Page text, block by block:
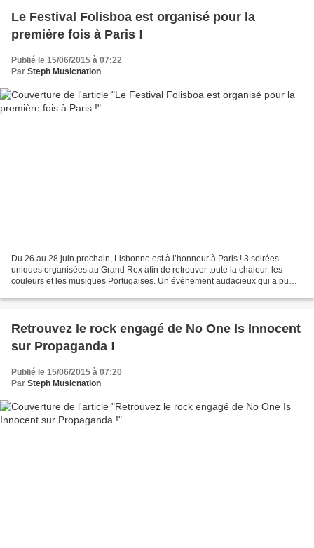
Le Festival Folisboa est organisé pour la
première fois à Paris !
Publié le 15/06/2015 à 07:22
Par Steph Musicnation
Du 26 au 28 juin prochain, Lisbonne est à l’honneur à Paris ! 3 soirées
uniques organisées au Grand Rex afin de retrouver toute la chaleur, les
couleurs et les musiques Portugaises. Un évènement audacieux qui a pu
Retrouvez le rock engagé de No One Is Innocent
sur Propaganda !
Publié le 15/06/2015 à 07:20
Par Steph Musicnation